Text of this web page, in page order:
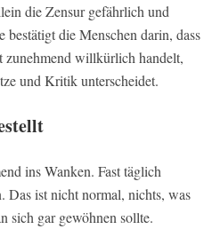
die Zensur gefährlich und
die Menschen darin, dass
zunehmend willkürlich handelt,
und Kritik unterscheidet.
ins Wanken. Fast täglich
Das ist nicht normal, nichts, was
sich gar gewöhnen sollte.